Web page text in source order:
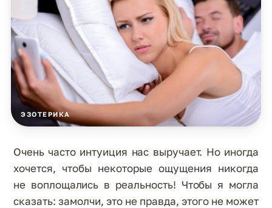
ЭЗОТЕРИКА
Очень часто интуиция нас выручает. Но иногда
хочется, чтобы некоторые ощущения никогда
не воплощались в реальность! Чтобы я могла
сказать: замолчи, это не правда, этого не может